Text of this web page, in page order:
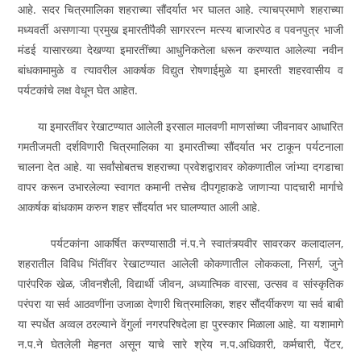
आहे. सदर चित्रमालिका शहराच्या सौंदर्यात भर घालत आहे. त्याचप्रमाणे शहराच्या
मध्यवर्ती असणाऱ्या प्रमुख इमारतींपैकी सागररत्न मत्स्य बाजारपेठ व पवनपुत्र भाजी
मंडई यासारख्या देखण्या इमारतींच्या आधुनिकतेला धरून करण्यात आलेल्या नवीन
बांधकामामुळे व त्यावरील आकर्षक विद्युत रोषणाईमुळे या इमारती शहरवासीय व
पर्यटकांचे लक्ष वेधून घेत आहेत.
या इमारतींवर रेखाटण्यात आलेली इरसाल मालवणी माणसांच्या जीवनावर आधारित
गमतीजमती दर्शविणारी चित्रमालिका या इमारतीच्या सौंदर्यात भर टाकून पर्यटनाला
चालना देत आहे. या सर्वांसोबतच शहराच्या प्रवेशद्वारावर कोकणातील जांभ्या दगडाचा
वापर करून उभारलेल्या स्वागत कमानी तसेच दीपगृहाकडे जाणाऱ्या पादचारी मार्गाचे
आकर्षक बांधकाम करुन शहर सौंदर्यात भर घालण्यात आली आहे.
पर्यटकांना आकर्षित करण्यासाठी नं.प.ने स्वातंत्र्यवीर सावरकर कलादालन,
शहरातील विविध भिंतींवर रेखाटण्यात आलेली कोकणातील लोककला, निसर्ग, जुने
पारंपरिक खेळ, जीवनशैली, विद्यार्थी जीवन, अध्यात्मिक वारसा, उत्सव व सांस्कृतिक
परंपरा या सर्व आठवणींना उजाळा देणारी चित्रमालिका, शहर सौंदर्यीकरण या सर्व बाबी
या स्पर्धेत अव्वल ठरल्याने वेंगुर्ला नगरपरिषदेला हा पुरस्कार मिळाला आहे. या यशामागे
न.प.ने घेतलेली मेहनत असून याचे सारे श्रेय न.प.अधिकारी, कर्मचारी, पेेंटर,